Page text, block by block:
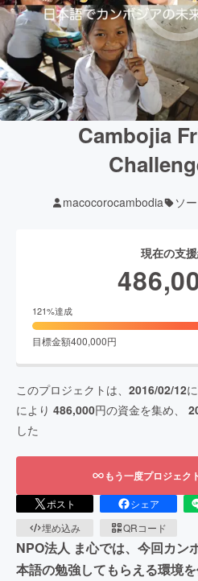
Cambojia
macocorocambodia ソ
現在の支
121%達成
目標金額400,000円
このプロジェクトは、 2016/02/12
により 486,000円の資金を集め、
した
もう一度プロジェク
ポスト シェア
埋め込み
QRコード
NPO法人 ま心では、今回カン
本語の勉強してもらえる環境